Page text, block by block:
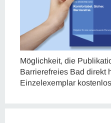
Möglichkeit, die
Barrierefreies Bad direkt
Einzelexemplar